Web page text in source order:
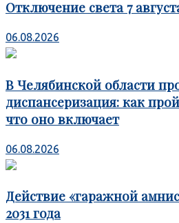
Отключение света 7
06.08.2026
В Челябинской области
диспансеризация: как
что оно включает
06.08.2026
Действие «гаражной
2031 года